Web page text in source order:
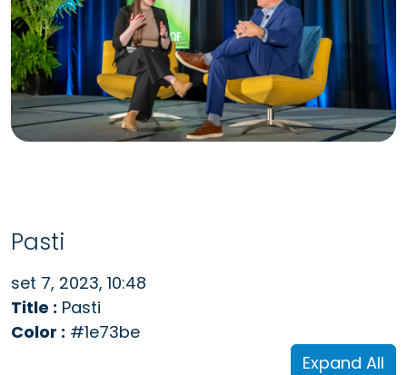
Pasti
set 7, 2023, 10:48
Title : Pasti
Color : #1e73be
Expand All